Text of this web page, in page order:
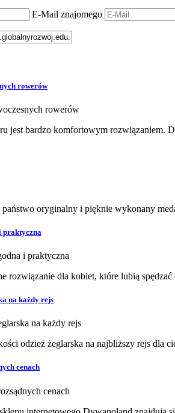
E-Mail znajomego
rowerów
jest bardzo komfortowym
oryginalny i pięknie wykonany
praktyczna
rozwiązanie dla kobiet, które lubią
na każdy rejs
odzież żeglarska na najbliższy rejs
cenach